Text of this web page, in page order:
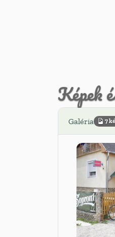
Képek
Galéria 7